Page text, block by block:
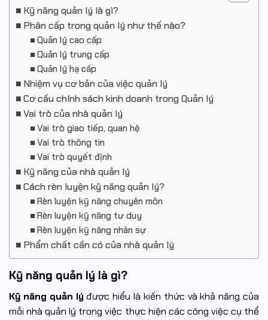
Kỹ năng quản lý là gì?
Phân cấp trong quản lý như thế nào?
Quản lý cao cấp
Quản lý trung cấp
Quản lý hạ cấp
Nhiệm vụ cơ bản của việc quản lý
Cơ cấu chính sách kinh doanh trong Quản lý
Vai trò của nhà quản lý
Vai trò giao tiếp, quan hệ
Vai trò thông tin
Vai trò quyết định
Kỹ năng của nhà quản lý
Cách rèn luyện kỹ năng quản lý?
Rèn luyện kỹ năng chuyên môn
Rèn luyện kỹ năng tư duy
Rèn luyện kỹ năng nhân sự
Phẩm chất cần có của nhà quản lý
Kỹ năng quản lý là gì?
Kỹ năng quản lýđược hiểu là kiến thức và khả năng của
mỗi nhà quản lý trong việc thực hiện các công việc cụ thể